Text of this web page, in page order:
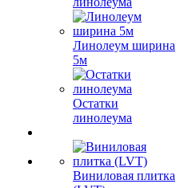
Линолеум ширина
5м
Остатки
линолеума
Виниловая плитка